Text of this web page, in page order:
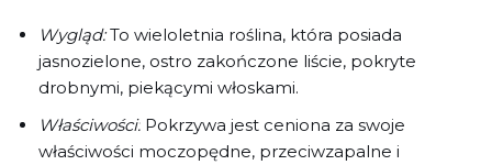
Wygląd:To wieloletnia roślina, która posiada
jasnozielone, ostro zakończone liście, pokryte
drobnymi, piekącymi włoskami.
Właściwości: Pokrzywa jest ceniona za swoje
właściwości moczopędne, przeciwzapalne i